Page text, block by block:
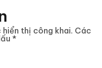
thị công khai. Các
*